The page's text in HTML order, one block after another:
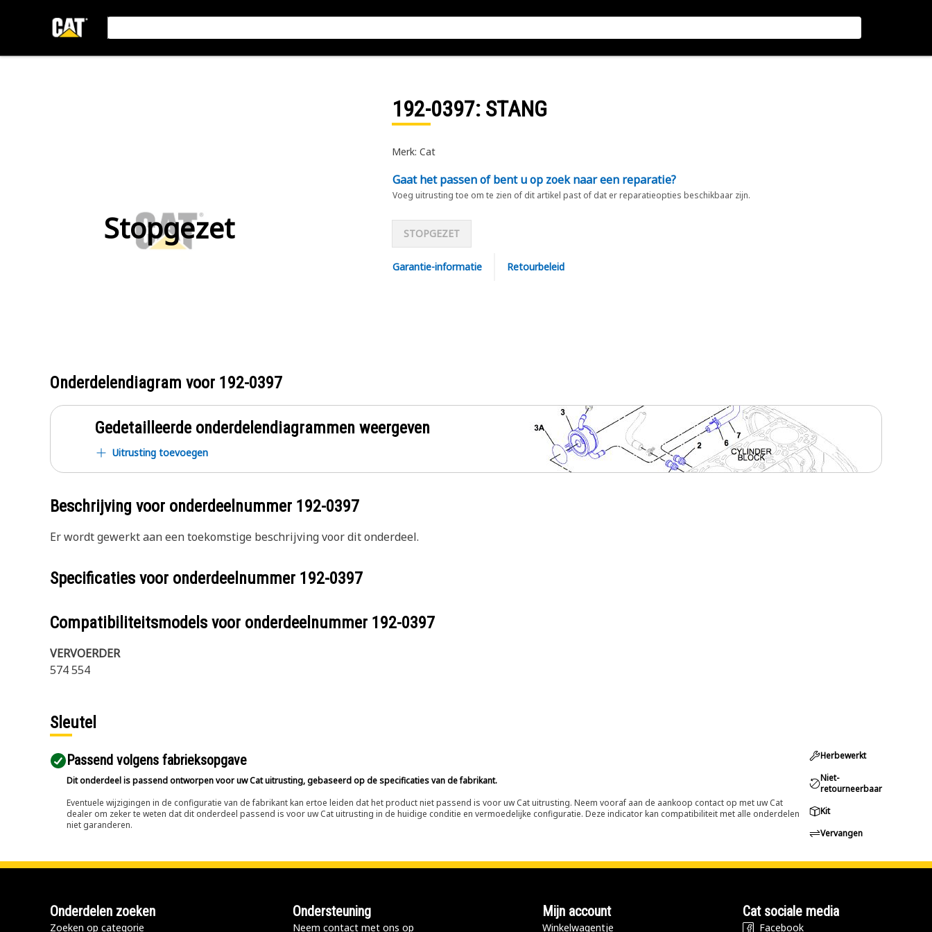
Stopgezet
192-0397: STANG
Merk: Cat
Gaat het passen of bent u op zoek naar een reparatie?
Voeg uitrusting toe om te zien of dit artikel past of dat er reparatieopties beschikbaar zijn.
STOPGEZET
Garantie-informatie Retourbeleid
Onderdelendiagram voor 192-0397
Gedetailleerde onderdelendiagrammen weergeven
Uitrusting toevoegen
Beschrijving voor onderdeelnummer 192-0397
Er wordt gewerkt aan een toekomstige beschrijving voor dit onderdeel.
Specificaties voor onderdeelnummer 192-0397
Compatibiliteitsmodels voor onderdeelnummer 192-0397
VERVOERDER
574 554
Sleutel
Passend volgens fabrieksopgave
Dit onderdeel is passend ontworpen voor uw Cat uitrusting, gebaseerd op de specificaties van de fabrikant.
Eventuele wijzigingen in de configuratie van de fabrikant kan ertoe leiden dat het product niet passend is voor uw Cat uitrusting. Neem vooraf aan de aankoop contact op met uw Cat
dealer om zeker te weten dat dit onderdeel passend is voor uw Cat uitrusting in de huidige conditie en vermoedelijke configuratie. Deze indicator kan compatibiliteit met alle onderdelen
niet garanderen.
Herbewerkt
Niet-
retourneerbaar
Kit
Vervangen
Onderdelen zoeken
Zoeken op categorie
Ondersteuning
Neem contact met ons op
Mijn account
Winkelwagentje
Cat sociale media
Facebook